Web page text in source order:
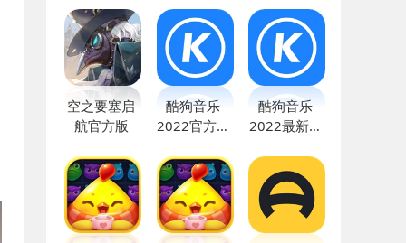
空之要塞启
航官方版
酷狗音乐
2022官方版
酷狗音乐
2022最新版